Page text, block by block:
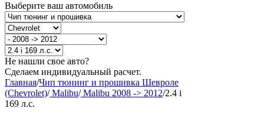
Выберите ваш автомобиль
Не нашли свое авто?
Сделаем индивидуальный расчет.
Главная/Чип тюнинг и прошивка Шевроле
(Chevrolet)/Malibu/Malibu 2008 -> 2012/2.4 i
169 л.с.